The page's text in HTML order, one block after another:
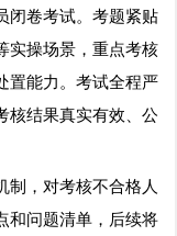
闭卷考试。考题紧贴
实操场景，重点考核
置能力。考试全程严
核结果真实有效、公
制，对考核不合格人
和问题清单，后续将